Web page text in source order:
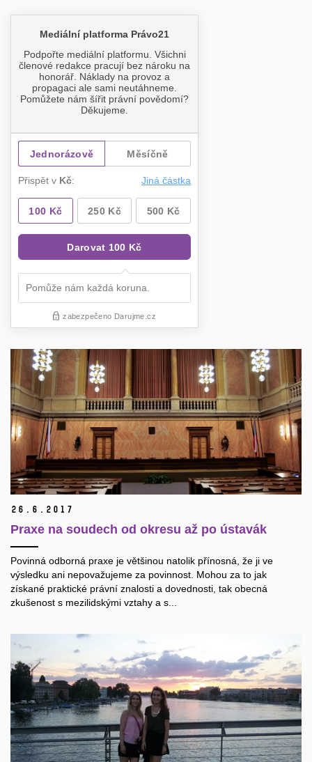
26. 6. 2017
Praxe na soudech od okresu až po ústavák
Povinná odborná praxe je většinou natolik přínosná, že ji ve
výsledku ani nepovažujeme za povinnost. Mohou za to jak
získané praktické právní znalosti a dovednosti, tak obecná
zkušenost s mezilidskými vztahy a s...